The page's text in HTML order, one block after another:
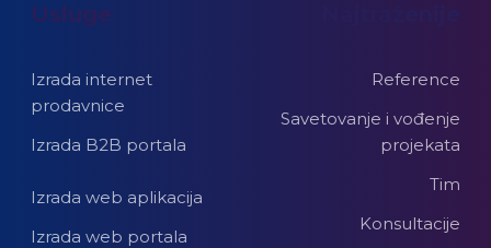
Usluge
Izrada internet
prodavnice
Izrada B2B portala
Izrada web aplikacija
Izrada web portala
Reference
Savetovanje i vođenje
projekata
Tim
Konsultacije